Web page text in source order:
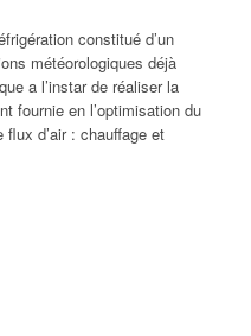
constitué d’un
météorologiques déjà
a l’instar de réaliser la
fournie en l’optimisation du
d’air : chauffage et